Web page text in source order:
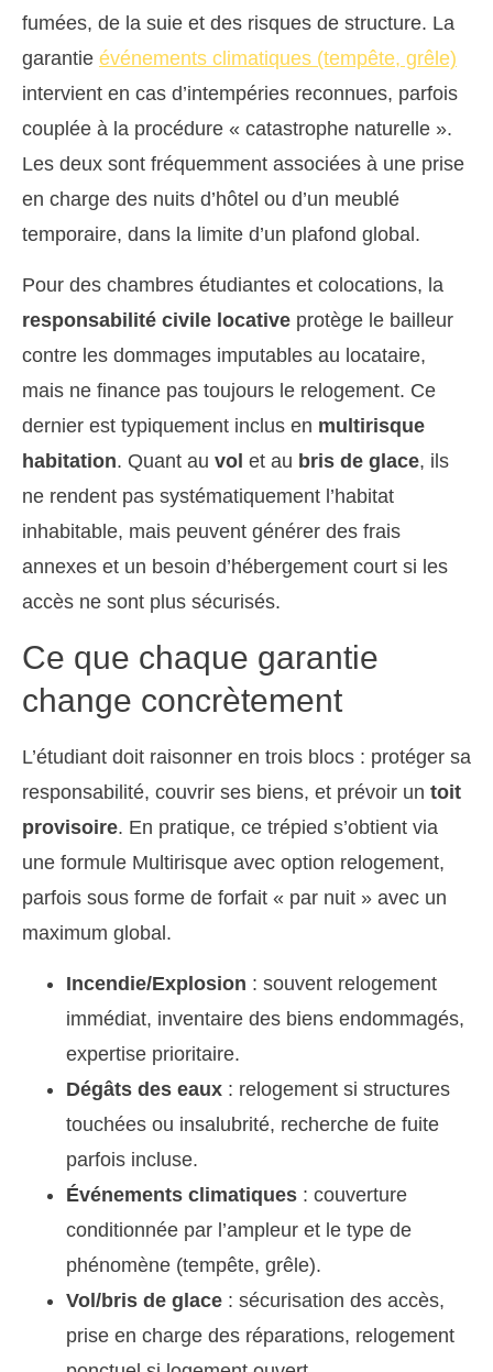
fumées, de la suie et des risques de structure. La
garantie événements climatiques (tempête, grêle)
intervient en cas d’intempéries reconnues, parfois
couplée à la procédure « catastrophe naturelle ».
Les deux sont fréquemment associées à une prise
en charge des nuits d’hôtel ou d’un meublé
temporaire, dans la limite d’un plafond global.
Pour des chambres étudiantes et colocations, la
responsabilité civile locative protège le bailleur
contre les dommages imputables au locataire,
mais ne finance pas toujours le relogement. Ce
dernier est typiquement inclus en multirisque
habitation. Quant au vol et au bris de glace, ils
ne rendent pas systématiquement l’habitat
inhabitable, mais peuvent générer des frais
annexes et un besoin d’hébergement court si les
accès ne sont plus sécurisés.
Ce que chaque garantie
change concrètement
L’étudiant doit raisonner en trois blocs : protéger sa
responsabilité, couvrir ses biens, et prévoir un toit
provisoire. En pratique, ce trépied s’obtient via
une formule Multirisque avec option relogement,
parfois sous forme de forfait « par nuit » avec un
maximum global.
Incendie/Explosion : souvent relogement
immédiat, inventaire des biens endommagés,
expertise prioritaire.
Dégâts des eaux : relogement si structures
touchées ou insalubrité, recherche de fuite
parfois incluse.
Événements climatiques : couverture
conditionnée par l’ampleur et le type de
phénomène (tempête, grêle).
Vol/bris de glace : sécurisation des accès,
prise en charge des réparations, relogement